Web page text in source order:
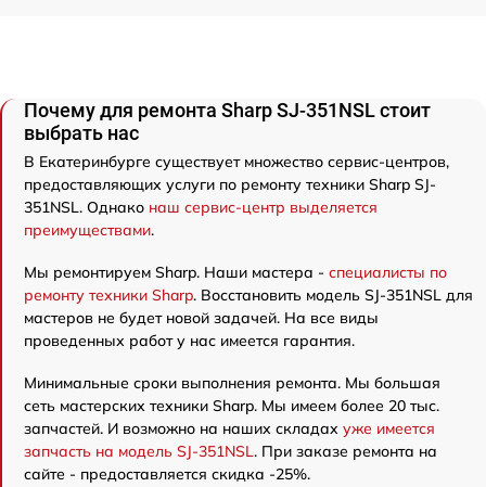
Почему для ремонта Sharp SJ-351NSL стоит
выбрать нас
В Екатеринбурге существует множество сервис-центров,
предоставляющих услуги по ремонту техники Sharp SJ-
351NSL. Однако наш сервис-центр выделяется
преимуществами.
Мы ремонтируем Sharp. Наши мастера - специалисты по
ремонту техники Sharp. Восстановить модель SJ-351NSL для
мастеров не будет новой задачей. На все виды
проведенных работ у нас имеется гарантия.
Минимальные сроки выполнения ремонта. Мы большая
сеть мастерских техники Sharp. Мы имеем более 20 тыс.
запчастей. И возможно на наших складах уже имеется
запчасть на модель SJ-351NSL. При заказе ремонта на
сайте - предоставляется скидка -25%.